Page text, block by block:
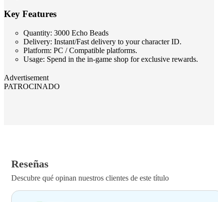
Key Features
Quantity: 3000 Echo Beads
Delivery: Instant/Fast delivery to your character ID.
Platform: PC / Compatible platforms.
Usage: Spend in the in-game shop for exclusive rewards.
Advertisement
PATROCINADO
Reseñas
Descubre qué opinan nuestros clientes de este título